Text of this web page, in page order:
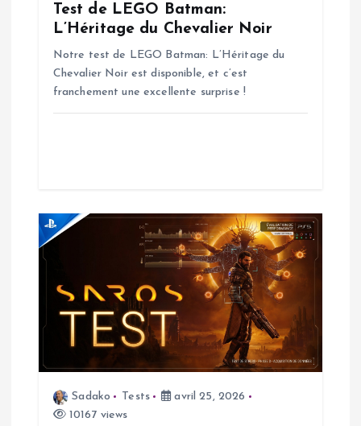
t
e
Test de LEGO Batman:
L’Héritage du Chevalier Noir
Notre test de LEGO Batman: L’Héritage du
Chevalier Noir est disponible, et c’est
franchement une excellente surprise !
Sadako Tests
avril 25, 2026
10167 views